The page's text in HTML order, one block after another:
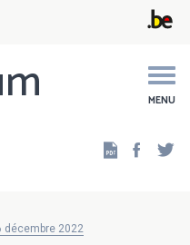
MENU
décembre 2022